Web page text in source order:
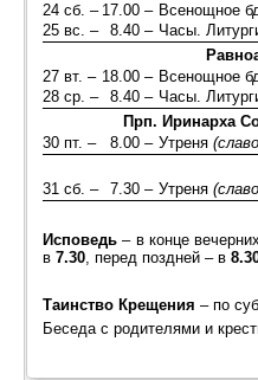
24 сб. – 17.00 – Всенощное
25 вс. –
8.40 – Часы.
27 вт. – 18.00 – Всенощное
28 ср. –
8.40 – Часы.
Прп. Иринарха
30 пт. –
8.00 – Утреня
31 сб. – 7.30 – Утреня
Исповедь – в конце
в7.30, перед поздней – в
Таинство Крещения – по
Беседа с родителями и